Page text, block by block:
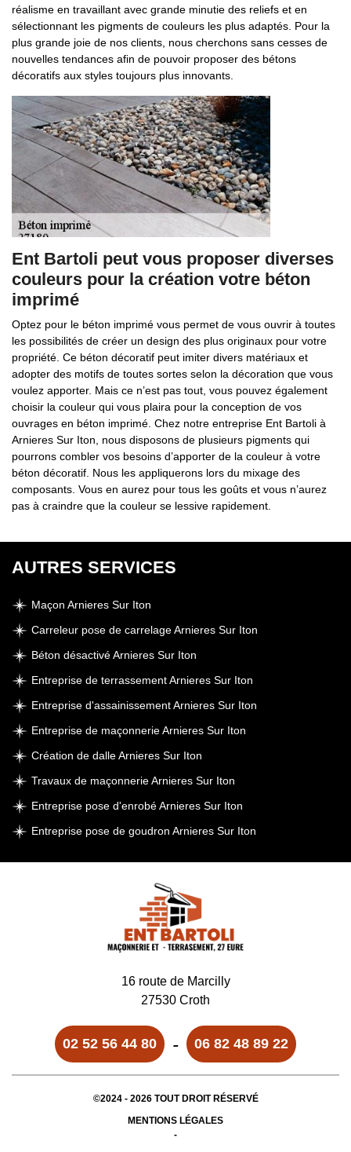
réalisme en travaillant avec grande minutie des reliefs et en
sélectionnant les pigments de couleurs les plus adaptés. Pour la
plus grande joie de nos clients, nous cherchons sans cesses de
nouvelles tendances afin de pouvoir proposer des bétons
décoratifs aux styles toujours plus innovants.
Ent Bartoli peut vous proposer diverses
couleurs pour la création votre béton
imprimé
Optez pour le béton imprimé vous permet de vous ouvrir à toutes
les possibilités de créer un design des plus originaux pour votre
propriété. Ce béton décoratif peut imiter divers matériaux et
adopter des motifs de toutes sortes selon la décoration que vous
voulez apporter. Mais ce n’est pas tout, vous pouvez également
choisir la couleur qui vous plaira pour la conception de vos
ouvrages en béton imprimé. Chez notre entreprise Ent Bartoli à
Arnieres Sur Iton, nous disposons de plusieurs pigments qui
pourrons combler vos besoins d’apporter de la couleur à votre
béton décoratif. Nous les appliquerons lors du mixage des
composants. Vous en aurez pour tous les goûts et vous n’aurez
pas à craindre que la couleur se lessive rapidement.
AUTRES SERVICES
Maçon Arnieres Sur Iton
Carreleur pose de carrelage Arnieres Sur Iton
Béton désactivé Arnieres Sur Iton
Entreprise de terrassement Arnieres Sur Iton
Entreprise d'assainissement Arnieres Sur Iton
Entreprise de maçonnerie Arnieres Sur Iton
Création de dalle Arnieres Sur Iton
Travaux de maçonnerie Arnieres Sur Iton
Entreprise pose d'enrobé Arnieres Sur Iton
Entreprise pose de goudron Arnieres Sur Iton
16 route de Marcilly
27530 Croth
02 52 56 44 80 - 06 82 48 89 22
©2024 - 2026 TOUT DROIT RÉSERVÉ
MENTIONS LÉGALES
-